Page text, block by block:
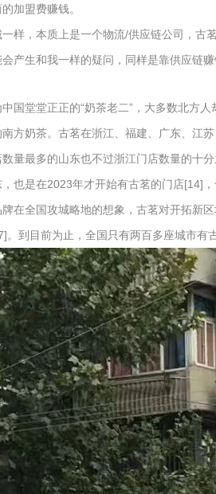
加盟费赚钱。
样，本质上是一个物流/供应链公司，
产生和我一样的疑问，同样是靠供应链
国堂堂正正的“奶茶老二”，大多数北方
方奶茶。古茗在浙江、福建、广东、江
量最多的山东也不过浙江门店数量的十
也是在2023年才开始有古茗的门店[14]
在全国攻城略地的想象，古茗对开拓新
。到目前为止，全国只有两百多座城市有